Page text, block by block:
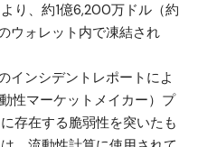
り、約1億6,200万ドル（約
ウォレット内で凍結され
インシデントレポートによ
性マーケットメイカー）プ
存在する脆弱性を突いたも